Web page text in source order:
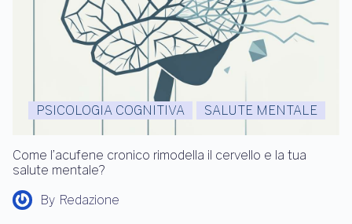
PSICOLOGIA COGNITIVA SALUTE MENTALE
Come l’acufene cronico rimodella il cervello e la tua
salute mentale?
By Redazione